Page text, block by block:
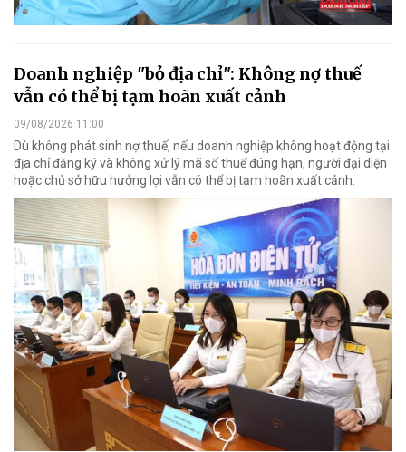
Doanh nghiệp "bỏ địa chỉ": Không nợ thuế
vẫn có thể bị tạm hoãn xuất cảnh
09/08/2026 11:00
Dù không phát sinh nợ thuế, nếu doanh nghiệp không hoạt động tại
địa chỉ đăng ký và không xử lý mã số thuế đúng hạn, người đại diện
hoặc chủ sở hữu hưởng lợi vẫn có thể bị tạm hoãn xuất cảnh.